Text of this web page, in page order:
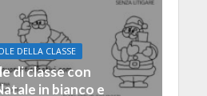
DELLA CLASSE
di classe con
in bianco e